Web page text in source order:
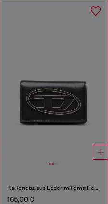
Kartenetui aus Leder mit emailliertem Oval D
165,00 €